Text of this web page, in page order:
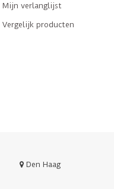
Mijn verlanglijst
Vergelijk producten
Den Haag